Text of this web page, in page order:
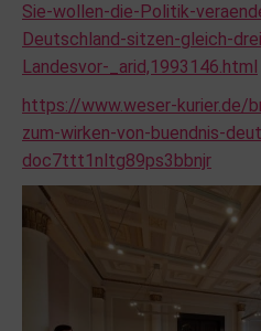
Sie-wollen-die-Politik-
Deutschland-sitzen-gleich-
Landesvor-_arid,1993146.html
https://www.weser-kurier.de/
zum-wirken-von-buendnis-
doc7ttt1nltg89ps3bbnjr